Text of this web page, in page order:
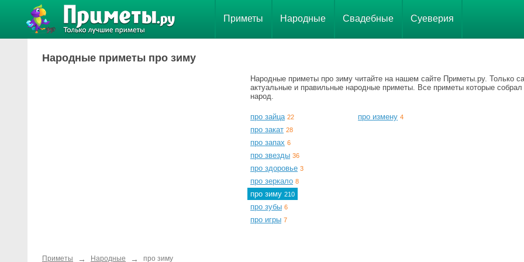
Приметы Народные Свадебные Суеверия
Народные приметы про зиму
Народные приметы про зиму читайте на нашем сайте Приметы.ру. Только
актуальные и правильные народные приметы. Все приметы которые собрал
народ.
про зайца 22
про закат 28
про запах 6
про звезды 36
про здоровье 3
про зеркало 8
про зиму 210
про зубы 6
про игры 7
про измену 4
Приметы → Народные → про зиму